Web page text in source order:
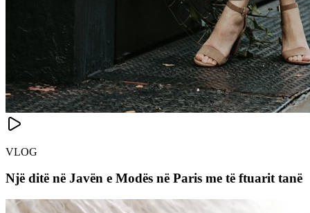
VLOG
Një ditë në Javën e Modës në Paris me të ftuarit tanë